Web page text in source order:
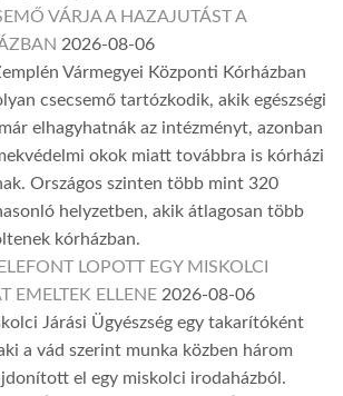
VÁRJA A HAZAJUTÁST A
2026-08-06
Vármegyei Központi Kórházban
csecsemő tartózkodik, akik egészségi
elhagyhatnák az intézményt, azonban
okok miatt továbbra is kórházi
Országos szinten több mint 320
helyzetben, akik átlagosan több
kórházban.
LOPOTT EGY MISKOLCI
EMELTEK ELLENE 2026-08-06
Járási Ügyészség egy takarítóként
a vád szerint munka közben három
el egy miskolci irodaházból.